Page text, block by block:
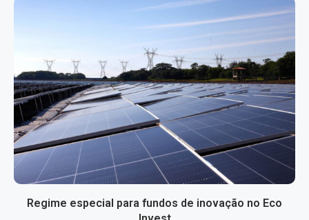
Regime especial para fundos de inovação no Eco